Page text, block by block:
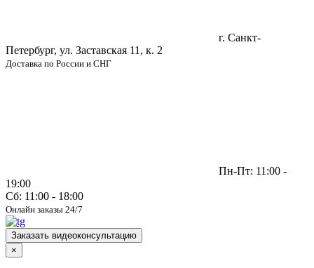
г. Санкт-
Петербург, ул. Заставская 11, к. 2
Доставка по России и СНГ
Пн-Пт: 11:00 -
19:00
Сб: 11:00 - 18:00
Онлайн заказы 24/7
Заказать видеоконсультацию
×